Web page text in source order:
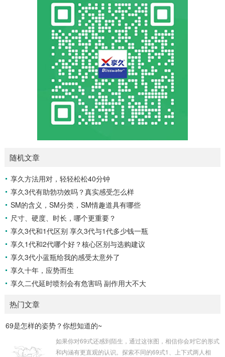
随机文章
享久方法用对，轻轻松松40分钟
享久3代有助勃功效吗？真实感受怎么样
SM的含义，SM分类，SM情趣道具有哪些
尺寸、硬度、时长，哪个更重要？
享久3代和1代区别 享久3代与1代多少钱一瓶
享久1代和2代哪个好？核心区别与选购建议
享久3代小蓝瓶给我的感受太意外了
享久十年，应势而生
享久二代延时喷剂会有危害吗 副作用大不大
热门文章
69是怎样的姿势？你想知道的~
如果你对69式还感到陌生，通过这张图，相信你会对它的形式
和内涵有更直观的认识。探索不同的69式1、上下式两人相